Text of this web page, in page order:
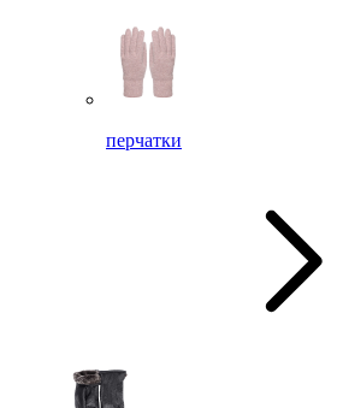
перчатки